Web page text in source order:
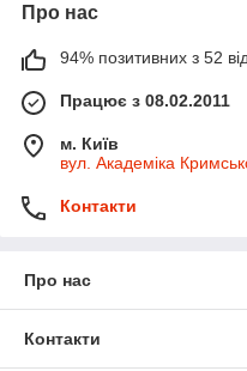
Про нас
94% позитивних з 52
Працює з 08.02.2011
м. Київ
вул. Академіка
Контакти
Про нас
Контакти